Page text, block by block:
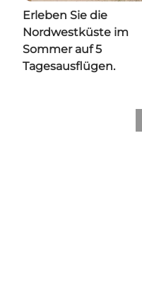
Erleben Sie die
Nordwestküste im
Sommer auf 5
Tagesausflügen.